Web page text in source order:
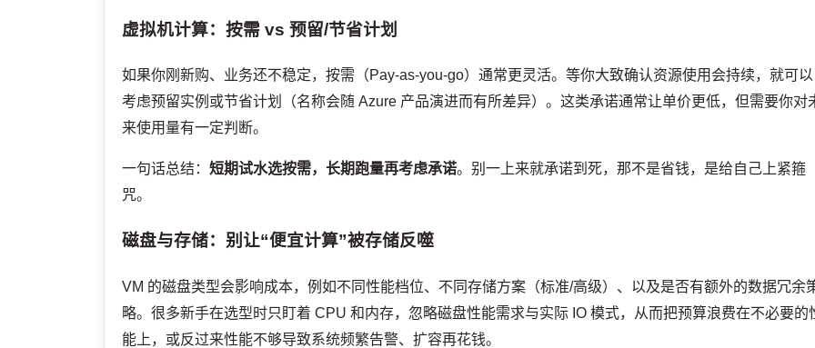
虚拟机计算：按需 vs 预留/节省计划
如果你刚新购、业务还不稳定，按需（Pay-as-you-go）通常更灵活。等你大致确认资源使用会持续，就可以
考虑预留实例或节省计划（名称会随 Azure 产品演进而有所差异）。这类承诺通常让单价更低，但需要你对
来使用量有一定判断。
一句话总结：短期试水选按需，长期跑量再考虑承诺。别一上来就承诺到死，那不是省钱，是给自己上紧箍
咒。
磁盘与存储：别让“便宜计算”被存储反噬
VM 的磁盘类型会影响成本，例如不同性能档位、不同存储方案（标准/高级）、以及是否有额外的数据冗余
略。很多新手在选型时只盯着 CPU 和内存，忽略磁盘性能需求与实际 IO 模式，从而把预算浪费在不必要的
能上，或反过来性能不够导致系统频繁告警、扩容再花钱。